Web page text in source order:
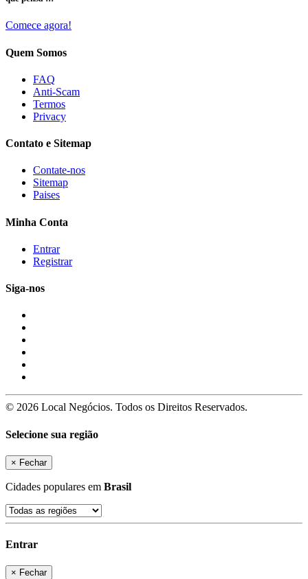
Comece agora!
Quem Somos
FAQ
Anti-Scam
Termos
Privacy
Contato e Sitemap
Contate-nos
Sitemap
Paises
Minha Conta
Entrar
Registrar
Siga-nos
© 2026 Local Negócios. Todos os Direitos Reservados.
Selecione sua região
× Fechar
Cidades populares em Brasil
Entrar
× Fechar